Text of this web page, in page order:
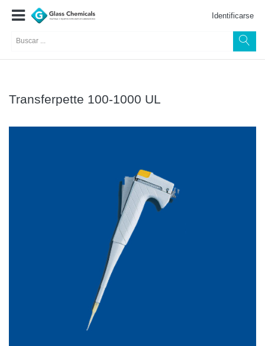
Identificarse
Transferpette 100-1000 UL